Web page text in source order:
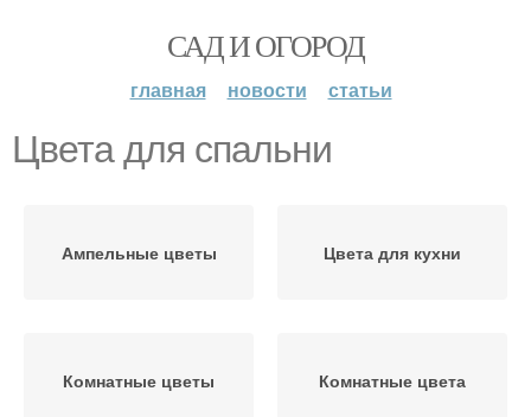
САД И ОГОРОД
главная новости статьи
Цвета для спальни
Ампельные цветы Цвета для кухни
Комнатные цветы Комнатные цвета